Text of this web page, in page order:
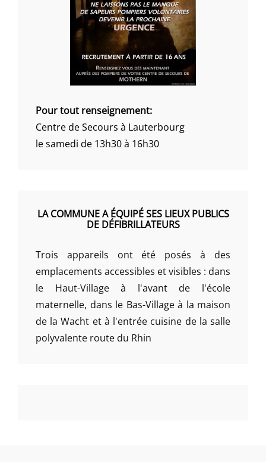
Pour tout renseignement:
Centre de Secours à Lauterbourg
le samedi de 13h30 à 16h30
LA COMMUNE A ÉQUIPÉ SES LIEUX PUBLICS
DE DÉFIBRILLATEURS
Trois appareils ont été posés à des
emplacements accessibles et visibles : dans
le Haut-Village à l'avant de l'école
maternelle, dans le Bas-Village à la maison
de la Wacht et à l'entrée cuisine de la salle
polyvalente route du Rhin